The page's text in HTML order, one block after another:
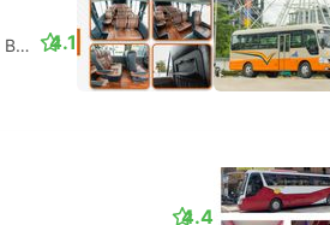
Bus |Coaster
4.1
4.4